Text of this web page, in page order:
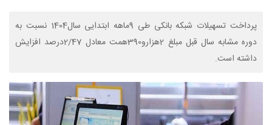
پرداخت تسهیلات شبکه بانکی طی 9ماهه ابتدایی سال1404 نسبت به
دوره مشابه سال قبل مبلغ 2‌هزارو390‌همت معادل 2/47‌درصد افزايش
داشته است.